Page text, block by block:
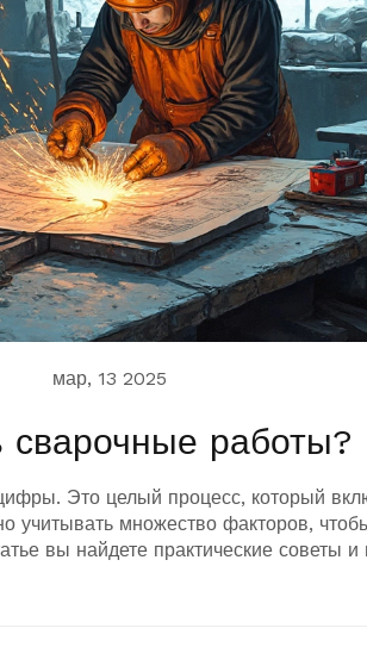
мар, 13 2025
сварочные работы?
Это целый процесс, который
учитывать множество факторов,
вы найдете практические советы